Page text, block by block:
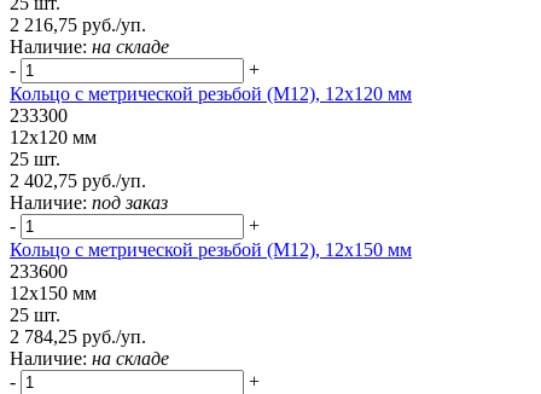
2 216,75 руб./уп.
Наличие: на складе
-
+
Кольцо с метрической резьбой (М12), 12х120 мм
233300
12х120 мм
25 шт.
2 402,75 руб./уп.
Наличие: под заказ
-
+
Кольцо с метрической резьбой (М12), 12х150 мм
233600
12х150 мм
25 шт.
2 784,25 руб./уп.
Наличие: на складе
-
+